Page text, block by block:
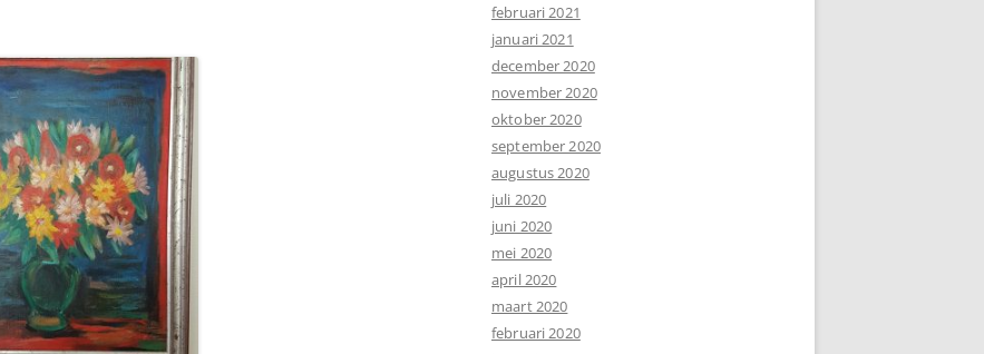
februari 2021
januari 2021
december 2020
november 2020
oktober 2020
september 2020
augustus 2020
juli 2020
juni 2020
mei 2020
april 2020
maart 2020
februari 2020